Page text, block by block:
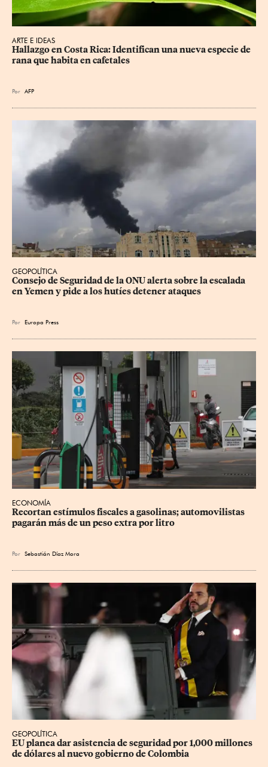
ARTE E IDEAS
Hallazgo en Costa Rica: Identifican una nueva especie de
rana que habita en cafetales
Por AFP
GEOPOLÍTICA
Consejo de Seguridad de la ONU alerta sobre la escalada
en Yemen y pide a los hutíes detener ataques
Por Europa Press
ECONOMÍA
Recortan estímulos fiscales a gasolinas; automovilistas
pagarán más de un peso extra por litro
Por Sebastián Díaz Mora
GEOPOLÍTICA
EU planea dar asistencia de seguridad por 1,000 millones
de dólares al nuevo gobierno de Colombia